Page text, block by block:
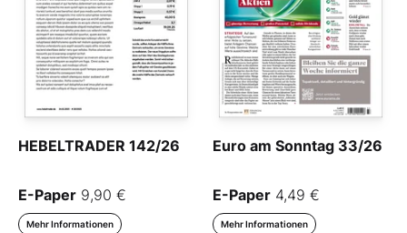
HEBELTRADER 142/26
E-Paper 9,90 €
Mehr Informationen
Euro am Sonntag 33/26
E-Paper 4,49 €
Mehr Informationen